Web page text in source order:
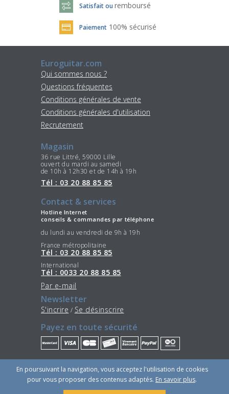
Satisfait ou remboursé
Paiement 100% sécurisé
Euroguitar.com
Qui sommes nous ?
Questions fréquentes
Conditions générales de vente
Conditions générales d'utilisation
Recrutement
Magasin
36 rue Littré, 59000 Lille
ouvert du mardi au samedi
de 10h à 12h30 et de 14h à 19h
Tél : 03 20 88 85 85
Contact & services
Hotline Internet
conseils & commandes par téléphone
du lundi au vendredi de 9h à 19h
France métropolitaine
Tél : 03 20 88 85 85
International
Tél : 0033 20 88 85 85
Par e-mail
Newsletter
S'incrire / Se désinscrire
Payez en toute sécurité
Restez connectés
En poursuivant la navigation, vous acceptez l'utilisation de cookies
pour vous proposer des contenus adaptés. En savoir plus.